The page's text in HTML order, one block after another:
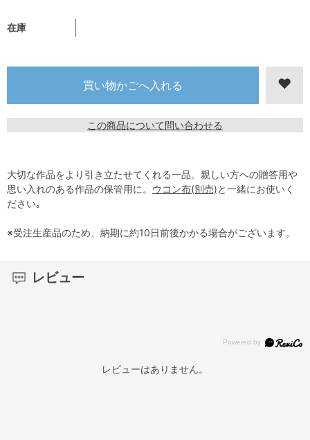
在庫
この商品について問い合わせる
大切な作品をより引き立たせてくれる一品。親しい方への贈答用や
思い入れのある作品の保管用に。 ウコン布(別売)と一緒にお使いく
ださい｡
※受注生産品のため、納期に約10日前後かかる場合がございます。
レビュー
レビューはありません。